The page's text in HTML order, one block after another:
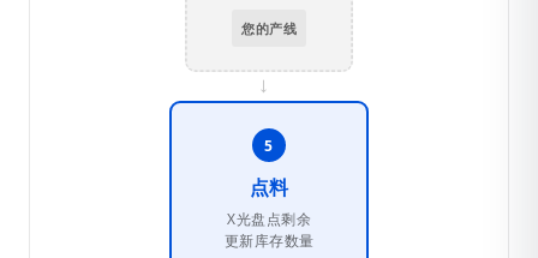
您的产线
→
5
点料
X光盘点剩余
更新库存数量